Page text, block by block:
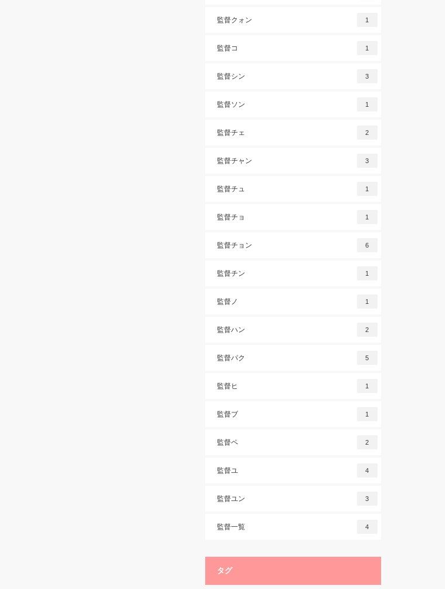
監督クォン 1
監督コ 1
監督シン 3
監督ソン 1
監督チェ 2
監督チャン 3
監督チュ 1
監督チョ 1
監督チョン 6
監督チン 1
監督ノ 1
監督ハン 2
監督パク 5
監督ヒ 1
監督ブ 1
監督ペ 2
監督ユ 4
監督ユン 3
監督一覧 4
タグ